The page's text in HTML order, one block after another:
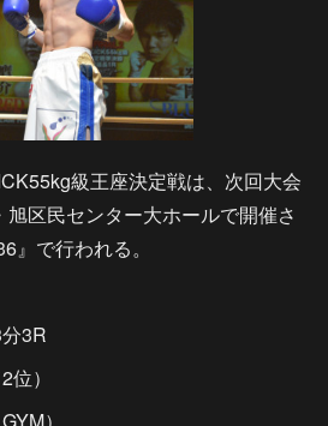
級王座決定戦は、次回大会
区民センター大ホールで開催さ
で行われる。
3R
）